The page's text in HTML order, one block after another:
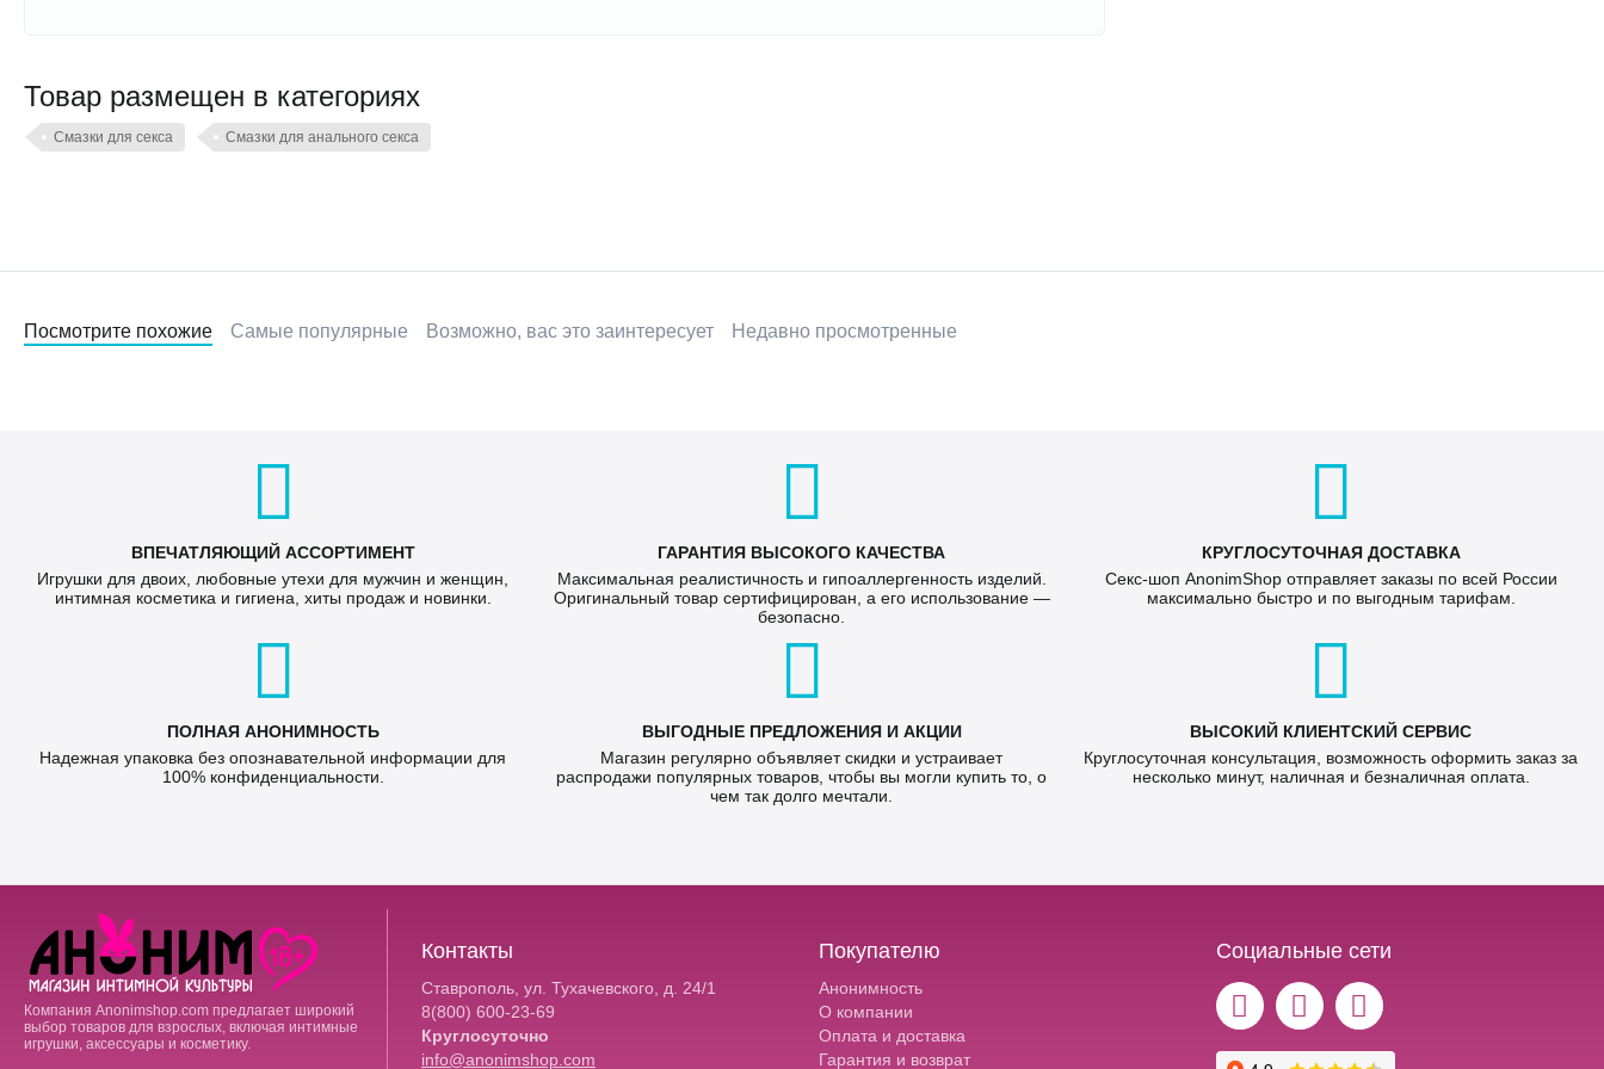
Товар размещен в категориях
Смазки для секса Смазки для анального секса
Посмотрите похожие Самые популярные Возможно, вас это заинтересует Недавно просмотренные
ВПЕЧАТЛЯЮЩИЙ АССОРТИМЕНТ
Игрушки для двоих, любовные утехи для мужчин и женщин,
интимная косметика и гигиена, хиты продаж и новинки.
ГАРАНТИЯ ВЫСОКОГО КАЧЕСТВА
Максимальная реалистичность и гипоаллергенность изделий.
Оригинальный товар сертифицирован, а его использование —
безопасно.
КРУГЛОСУТОЧНАЯ ДОСТАВКА
Секс-шоп AnonimShop отправляет заказы по всей России
максимально быстро и по выгодным тарифам.
ПОЛНАЯ АНОНИМНОСТЬ
Надежная упаковка без опознавательной информации для
100% конфиденциальности.
ВЫГОДНЫЕ ПРЕДЛОЖЕНИЯ И АКЦИИ
Магазин регулярно объявляет скидки и устраивает
распродажи популярных товаров, чтобы вы могли купить то, о
чем так долго мечтали.
ВЫСОКИЙ КЛИЕНТСКИЙ СЕРВИС
Круглосуточная консультация, возможность оформить заказ за
несколько минут, наличная и безналичная оплата.
Компания Anonimshop.com предлагает широкий
выбор товаров для взрослых, включая интимные
игрушки, аксессуары и косметику.
Контакты
Ставрополь, ул. Тухачевского, д. 24/1
8(800) 600-23-69
Круглосуточно
info@anonimshop.com
Покупателю
Анонимность
О компании
Оплата и доставка
Гарантия и возврат
Социальные сети